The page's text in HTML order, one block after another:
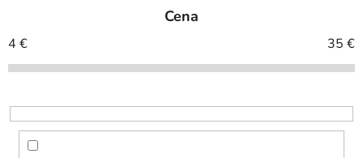
i
e
r
o
Cena
4 € 35 €